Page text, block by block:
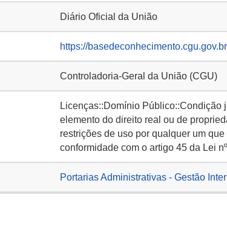
Diário Oficial da União
https://
Controladoria-Geral da União (CGU)
Licenças::Domínio Público::Condição
elemento do direito real ou de
restrições de uso por qualquer um
conformidade com o artigo 45 da Lei
Portarias Administrativas - Gestão